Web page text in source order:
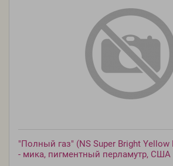
"Полный газ" (NS Super Bright
- мика, пигментный перламутр, США